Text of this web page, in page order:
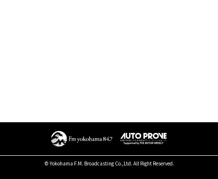
© Yokohama F.M. Broadcasting Co.,Ltd. All Right Reserved.